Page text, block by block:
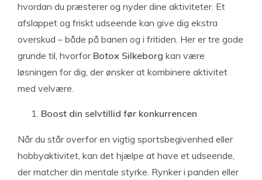
hvordan du præsterer og nyder dine aktiviteter. Et
afslappet og friskt udseende kan give dig ekstra
overskud – både på banen og i fritiden. Her er tre gode
grunde til, hvorfor Botox Silkeborg kan være
løsningen for dig, der ønsker at kombinere aktivitet
med velvære.
Boost din selvtillid før konkurrencen
Når du står overfor en vigtig sportsbegivenhed eller
hobbyaktivitet, kan det hjælpe at have et udseende,
der matcher din mentale styrke. Rynker i panden eller